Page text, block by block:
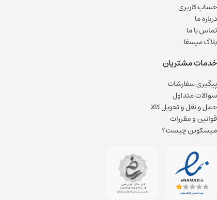
حساب کاربری
درباره ما
تماس با ما
بلاگ میسفا
خدمات مشتریان
پیگیری سفارشات
سوالات متداول
حمل و نقل و تحویل کالا
قوانین و مقررات
میسکوین چیست؟